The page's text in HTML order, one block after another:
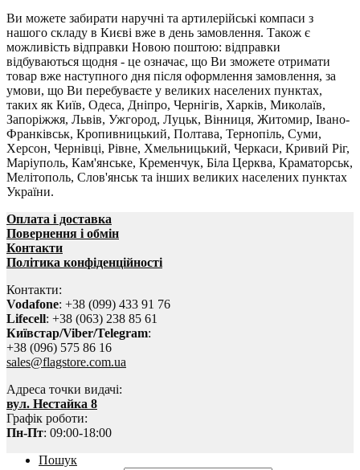
Ви можете забирати наручні та артилерійські компаси з
нашого складу в Києві вже в день замовлення. Також є
можливість відправки Новою поштою: відправки
відбуваються щодня - це означає, що Ви зможете отримати
товар вже наступного дня після оформлення замовлення, за
умови, що Ви перебуваєте у великих населених пунктах,
таких як Київ, Одеса, Дніпро, Чернігів, Харків, Миколаїв,
Запоріжжя, Львів, Ужгород, Луцьк, Вінниця, Житомир, Івано-
Франківськ, Кропивницький, Полтава, Тернопіль, Суми,
Херсон, Чернівці, Рівне, Хмельницький, Черкаси, Кривий Ріг,
Маріуполь, Кам'янське, Кременчук, Біла Церква, Краматорськ,
Мелітополь, Слов'янськ та інших великих населених пунктах
України.
Оплата і доставка
Повернення і обмін
Контакти
Політика конфіденційності
Контакти:
Vodafone: +38 (099) 433 91 76
Lifecell: +38 (063) 238 85 61
Київстар/Viber/Telegram:
+38 (096) 575 86 16
sales@flagstore.com.ua
Адреса точки видачі:
вул. Нестайка 8
Графік роботи:
Пн-Пт: 09:00-18:00
Пошук